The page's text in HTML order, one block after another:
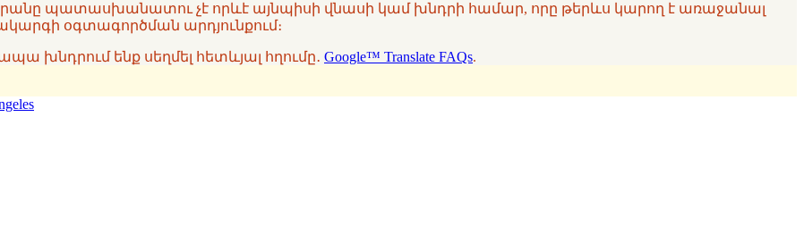
պատասխանատու չէ որևէ այնպիսի վնասի կամ խնդրի համար, որը թերևս կարող է առաջանալ
օգտագործման արդյունքում։
խնդրում ենք սեղմել հետևյալ հղումը․ Google™ Translate FAQs.